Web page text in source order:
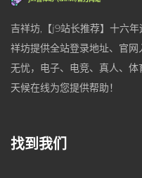
吉祥坊,【j9站长推荐】十六
祥坊提供全站登录地址、官
无忧，电子、电竞、真人、
天候在线为您提供帮助！
找到我们